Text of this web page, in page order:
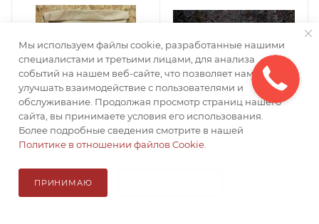
Итого: 0 ₽
Есть в наличии: 600
Мы используем файлы cookie, разработанные нашими
специалистами и третьими лицами, для анализа
событий на нашем веб-сайте, что позволяет нам
улучшать взаимодействие с пользователями и
обслуживание. Продолжая просмотр страниц нашего
сайта, вы принимаете условия его использования.
Более подробные сведения смотрите в нашей
Политике в отношении файлов Cookie
ПРИНИМАЮ